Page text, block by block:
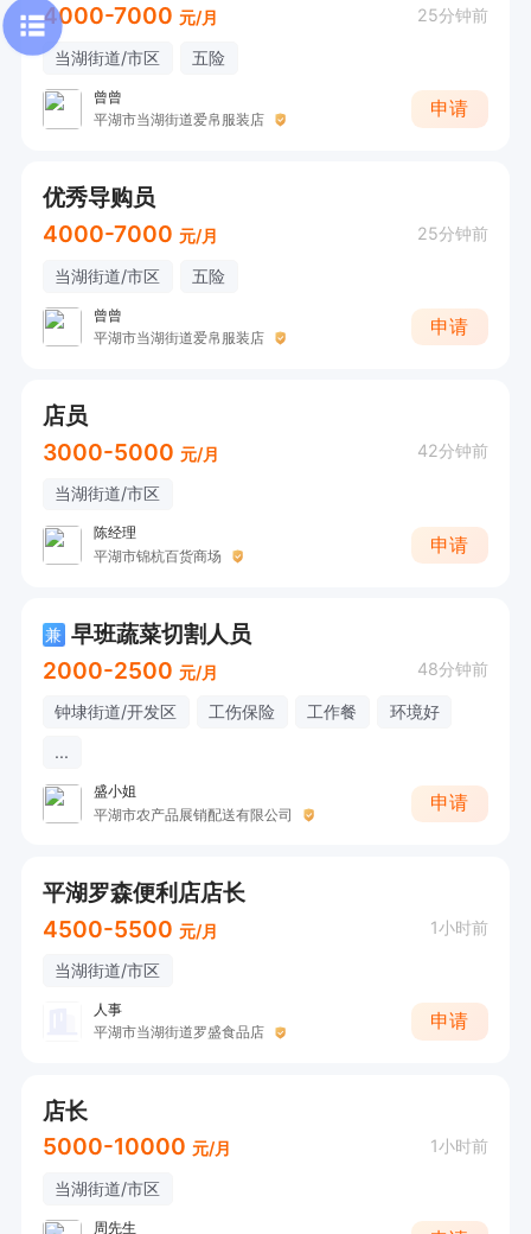
4000-7000 元/月 25分钟前
当湖街道/市区 五险
曾曾
平湖市当湖街道爱帛服装店
申请
优秀导购员
4000-7000 元/月 25分钟前
当湖街道/市区 五险
曾曾
平湖市当湖街道爱帛服装店
申请
店员
3000-5000 元/月 42分钟前
当湖街道/市区
陈经理
平湖市锦杭百货商场
申请
兼 早班蔬菜切割人员
2000-2500 元/月 48分钟前
钟埭街道/开发区 工伤保险 工作餐
环境好
...
盛小姐
平湖市农产品展销配送有限公司
申请
平湖罗森便利店店长
4500-5500 元/月 1小时前
当湖街道/市区
人事
平湖市当湖街道罗盛食品店
申请
店长
5000-10000 元/月 1小时前
当湖街道/市区
周先生